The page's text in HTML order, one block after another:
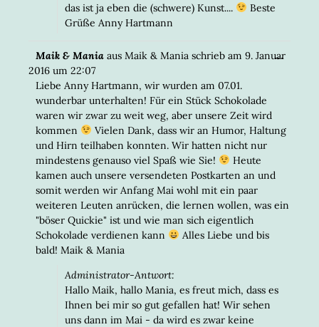
das ist ja eben die (schwere) Kunst....
Beste
Grüße Anny Hartmann
Maik & Mania aus Maik & Mania schrieb am 9. Januar
2016 um 22:07
Liebe Anny Hartmann, wir wurden am 07.01.
wunderbar unterhalten! Für ein Stück Schokolade
waren wir zwar zu weit weg, aber unsere Zeit wird
kommen
Vielen Dank, dass wir an Humor, Haltung
und Hirn teilhaben konnten. Wir hatten nicht nur
mindestens genauso viel Spaß wie Sie!
Heute
kamen auch unsere versendeten Postkarten an und
somit werden wir Anfang Mai wohl mit ein paar
weiteren Leuten anrücken, die lernen wollen, was ein
"böser Quickie" ist und wie man sich eigentlich
Schokolade verdienen kann
Alles Liebe und bis
bald! Maik & Mania
Administrator-Antwort:
Hallo Maik, hallo Mania, es freut mich, dass es
Ihnen bei mir so gut gefallen hat! Wir sehen
uns dann im Mai - da wird es zwar keine
...DIESE